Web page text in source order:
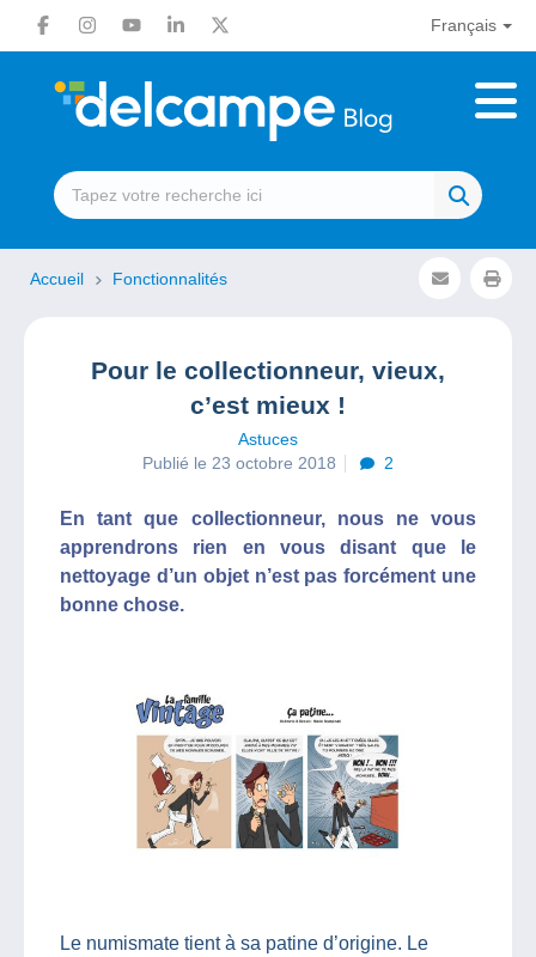
Français
Accueil Fonctionnalités
Pour le collectionneur, vieux,
c’est mieux !
Astuces
Publié le 23 octobre 2018
2
En tant que collectionneur, nous ne vous
apprendrons rien en vous disant que le
nettoyage d’un objet n’est pas forcément une
bonne chose.
Le numismate tient à sa patine d’origine. Le